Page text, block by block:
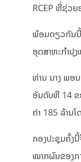
RCEP ທີ່ຊ່ວ
ພ້ອມດຽວກັນນີ້,
ອຸດສາຫະກຳປຸ
ທ່ານ ນາງ ພອ
ອັນດັບທີ 14 ຂ
ຄ່າ 185 ລ້ານ
ກອງປະຊຸມຄັ້ງ
ໝາກຜົນຂອງກ